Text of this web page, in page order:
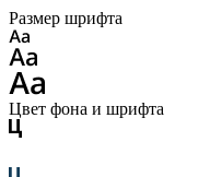
Размер шрифта
Цвет фона и шрифта